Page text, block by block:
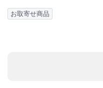
お取寄せ商品